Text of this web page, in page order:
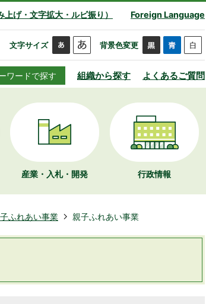
げ・文字拡大・ルビ振り） Foreign Language
文字サイズ 背景色変更
ワードで探す 組織から探す よくあるご質問
産業・入札・開発 行政情報
ふれあい事業 親子ふれあい事業